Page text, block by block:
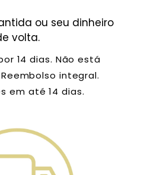
ou seu dinheiro
volta.
14 dias. Não está
integral.
em até 14 dias.